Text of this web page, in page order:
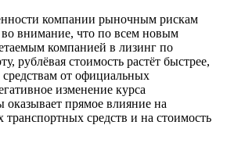
компании рыночным рискам
внимание, что по всем новым
компанией в лизинг по
рублёвая стоимость растёт быстрее,
от официальных
изменение курса
прямое влияние на
транспортных средств и на стоимость